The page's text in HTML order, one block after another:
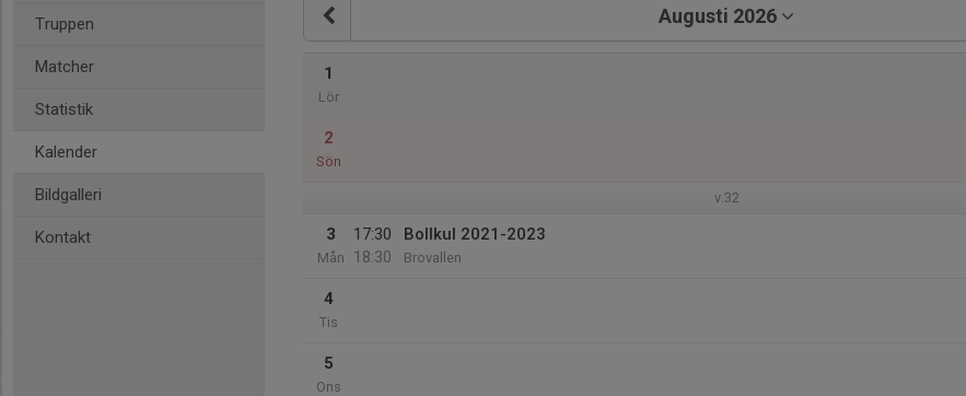
Truppen
Matcher
Statistik
Kalender
Bildgalleri
Kontakt
Augusti 2026
1
Lör
2
Sön
v.32
3
Mån
17:30
18:30
Bollkul 2021-2023
Brovallen
4
Tis
5
Ons